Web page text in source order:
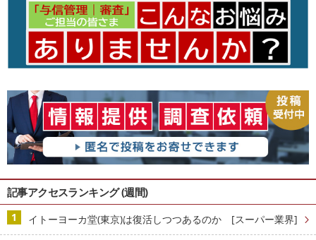
記事アクセスランキング (週間)
イトーヨーカ堂(東京)は復活しつつあるのか [スーパー業界]